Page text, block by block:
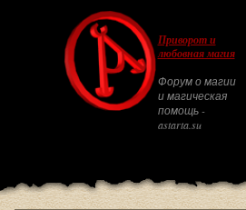
Приворот и
любовная магия
Форум о магии
и магическая
помощь -
astarta.su